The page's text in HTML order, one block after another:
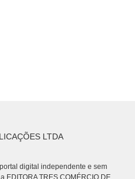
LTDA
digital independente e sem
EDITORA TRES COMÉRCIO DE